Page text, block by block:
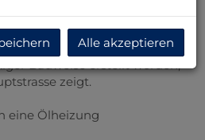
Grundstück mit 1700m² und
Bauweise erstellt worden,
zeigt.
eine Ölheizung
Alle akzeptieren